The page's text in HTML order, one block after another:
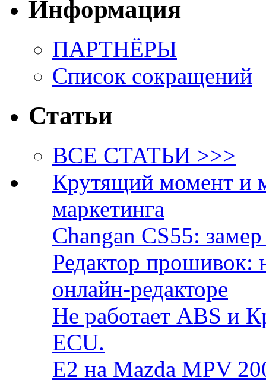
Информация
ПАРТНЁРЫ
Список сокращений
Статьи
ВСЕ СТАТЬИ >>>
Крутящий момент и
маркетинга
Changan CS55:
Редактор прошивок:
онлайн-редакторе
Не работает ABS и
ECU.
E2 на Mazda MPV